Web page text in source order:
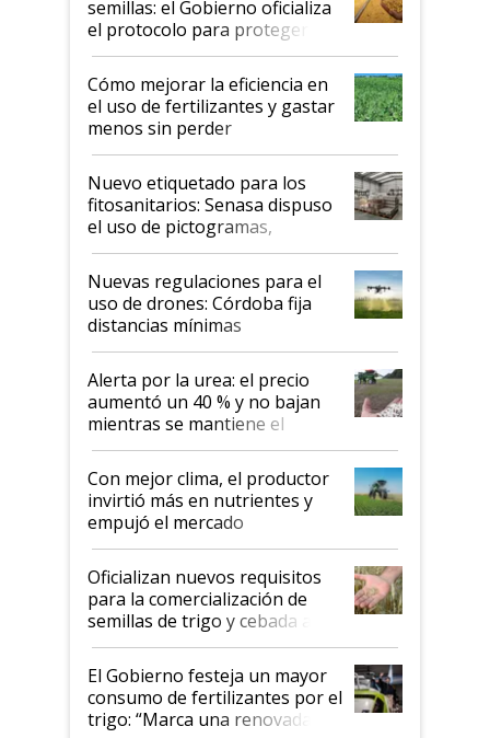
semillas: el Gobierno oficializa
el protocolo para proteger la
propiedad intelectual
Cómo mejorar la eficiencia en
el uso de fertilizantes y gastar
menos sin perder
productividad en la campaña
fina
Nuevo etiquetado para los
fitosanitarios: Senasa dispuso
el uso de pictogramas,
palabras de advertencia e
indicaciones
Nuevas regulaciones para el
uso de drones: Córdoba fija
distancias mínimas
Alerta por la urea: el precio
aumentó un 40 % y no bajan
mientras se mantiene el
conflicto en Medio Oriente
Con mejor clima, el productor
invirtió más en nutrientes y
empujó el mercado
Oficializan nuevos requisitos
para la comercialización de
semillas de trigo y cebada a
granel
El Gobierno festeja un mayor
consumo de fertilizantes por el
trigo: “Marca una renovada